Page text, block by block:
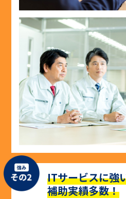
ITサービスに強
補助実績多数！